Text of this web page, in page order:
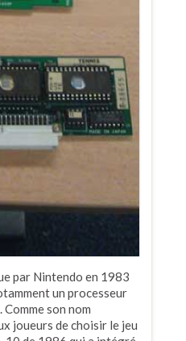
par Nintendo en 1983
un processeur
son nom
joueurs de choisir le jeu